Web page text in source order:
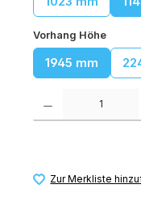
Vorhang Höhe
1945 mm
Produkt Anzahl: Gib
Zur Merkliste